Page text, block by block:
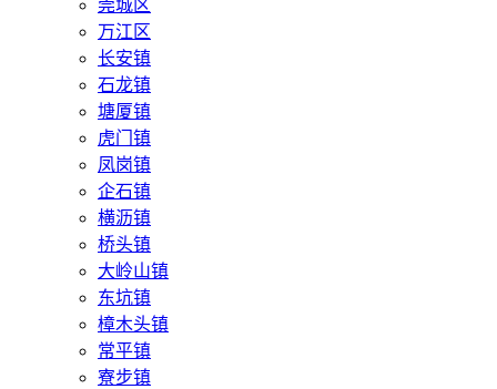
莞城区
万江区
长安镇
石龙镇
塘厦镇
虎门镇
凤岗镇
企石镇
横沥镇
桥头镇
大岭山镇
东坑镇
樟木头镇
常平镇
寮步镇